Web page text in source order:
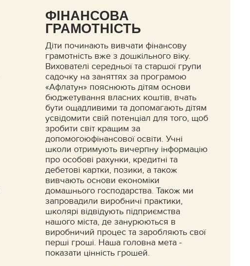
ФІНАНСОВА
ГРАМОТНІСТЬ
Діти починають вивчати фінансову
грамотність вже з дошкільного віку.
Вихователі середньої та старшої групи
садочку на заняттях за програмою
«Афлатун» пояснюють дітям основи
бюджетування власних коштів, вчать
бути ощадливими та допомагають дітям
усвідомити свій потенціал для того, щоб
зробити світ кращим за
допомогоюфінансової освіти. Учні
школи отримують вичерпну інформацію
про особові рахунки, кредитні та
дебетові картки, позики, а також
вивчають основи економіки
домашнього господарства. Також ми
запровадили виробничі практики,
школярі відвідують підприємства
нашого міста, де занурюються в
виробничий процес та заробляють свої
перші гроші. Наша головна мета -
показати цінність грошей.